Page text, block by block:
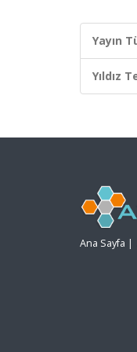
Yayın
Yıldız
Ana Sayfa |